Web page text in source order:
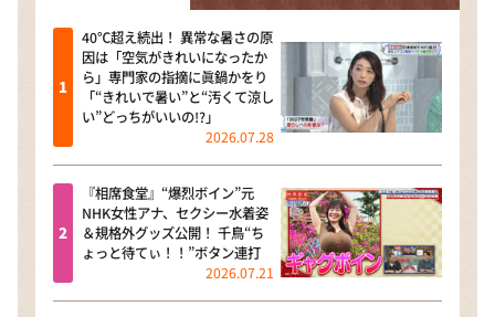
朝だ！生です旅サラダ
教えて！ニュースライブ 正義のミカタ
ＬＩＦＥ～夢のカタチ～
新婚さんいらっしゃい！
ポツンと一軒家
ザキ山小屋本館
ぺこぱのまるスポ
40℃超え続出！ 異常な暑さの原
因は「空気がきれいになったか
ら」専門家の指摘に眞鍋かをり
「“きれいで暑い”と“汚くて涼し
い”どっちがいいの!?」
2026.07.28
『相席食堂』“爆烈ボイン”元
NHK女性アナ、セクシー水着姿
＆規格外グッズ公開！ 千鳥“ち
ょっと待てぃ！！”ボタン連打
2026.07.21